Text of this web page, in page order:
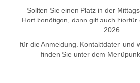
Sollten Sie einen Platz in der
Hort benötigen, dann gilt auch hierfür
2026
für die Anmeldung. Kontaktdaten und
finden Sie unter dem